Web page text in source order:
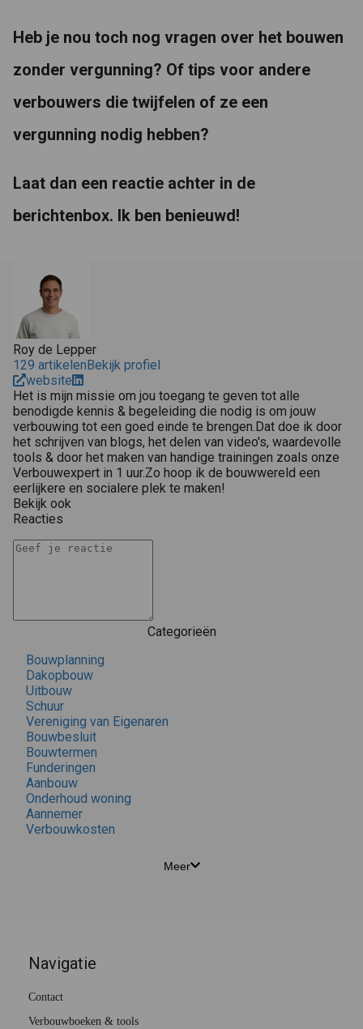
Heb je nou toch nog vragen over het bouwen
zonder vergunning? Of tips voor andere
verbouwers die twijfelen of ze een
vergunning nodig hebben?
Laat dan een reactie achter in de
berichtenbox. Ik ben benieuwd!
Roy de Lepper
129 artikelen Bekijk profiel
website
Het is mijn missie om jou toegang te geven tot alle
benodigde kennis & begeleiding die nodig is om jouw
verbouwing tot een goed einde te brengen.Dat doe ik door
het schrijven van blogs, het delen van video's, waardevolle
tools & door het maken van handige trainingen zoals onze
Verbouwexpert in 1 uur.Zo hoop ik de bouwwereld een
eerlijkere en socialere plek te maken!
Bekijk ook
Reacties
Categorieën
Bouwplanning
Dakopbouw
Uitbouw
Schuur
Vereniging van Eigenaren
Bouwbesluit
Bouwtermen
Funderingen
Aanbouw
Onderhoud woning
Aannemer
Verbouwkosten
Meer
Navigatie
Contact
Verbouwboeken & tools